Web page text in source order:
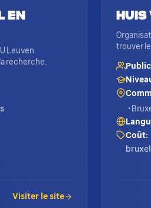
en
Leuven
recherche.
Visiter le site
trouver
•
Coût: